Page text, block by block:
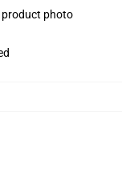
product photo